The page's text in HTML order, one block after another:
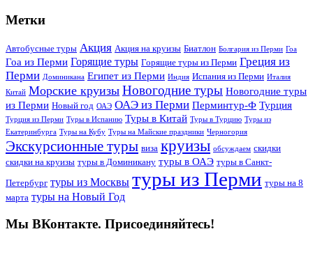
Метки
Автобусные туры Акция Акция на круизы Биатлон Болгария из Перми Гоа
Гоа из Перми Горящие туры Горящие туры из Перми Греция из
Перми Доминикана Египет из Перми Индия Испания из Перми Италия
Китай Морские круизы Новогодние туры Новогодние туры
из Перми Новый год ОАЭ ОАЭ из Перми Перминтур-Ф Турция
Турция из Перми Туры в Испанию Туры в Китай Туры в Турцию Туры из
Екатеринбурга Туры на Кубу Туры на Майские праздники Черногория
Экскурсионные туры виза круизы обсуждаем скидки
скидки на круизы туры в Доминикану туры в ОАЭ туры в Санкт-
Петербург туры из Москвы туры из Перми туры на 8
марта туры на Новый Год
Мы ВКонтакте. Присоединяйтесь!